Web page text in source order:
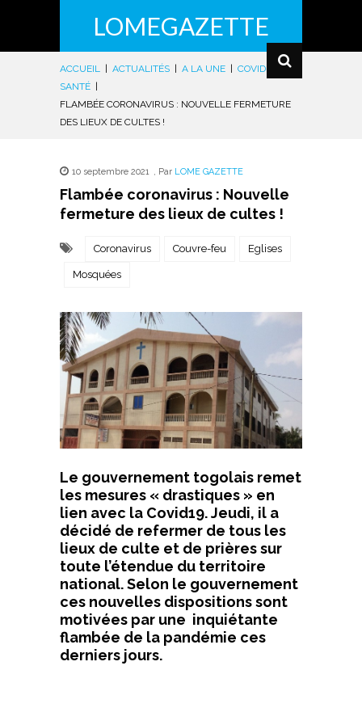
LOMEGAZETTE
ACCUEIL ACTUALITÉS A LA UNE COVID-19
|
SANTÉ
FLAMBÉE CORONAVIRUS : NOUVELLE FERMETURE
DES LIEUX DE CULTES !
10 septembre 2021 , Par LOME GAZETTE
Flambée coronavirus : Nouvelle
fermeture des lieux de cultes !
Coronavirus Couvre-feu Eglises
Mosquées
Le gouvernement togolais remet
les mesures « drastiques » en
lien avec la Covid19. Jeudi, il a
décidé de refermer de tous les
lieux de culte et de prièressur
toute l’étendue du territoire
national. Selon le gouvernement
ces nouvelles dispositions sont
motivées par une inquiétante
flambée de la pandémie ces
derniers jours.